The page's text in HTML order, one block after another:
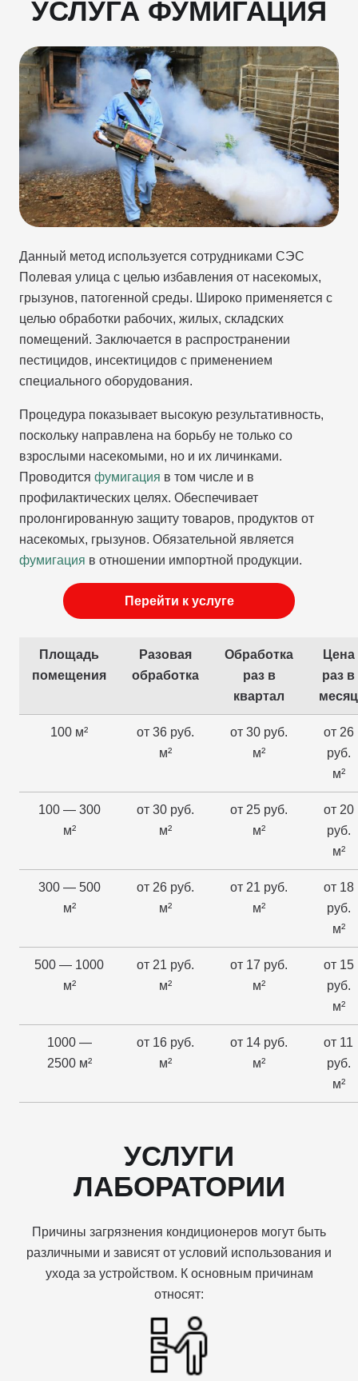
УСЛУГА ФУМИГАЦИЯ
Данный метод используется сотрудниками СЭС
Полевая улица с целью избавления от насекомых,
грызунов, патогенной среды. Широко применяется с
целью обработки рабочих, жилых, складских
помещений. Заключается в распространении
пестицидов, инсектицидов с применением
специального оборудования.
Процедура показывает высокую результативность,
поскольку направлена на борьбу не только со
взрослыми насекомыми, но и их личинками.
Проводится фумигация в том числе и в
профилактических целях. Обеспечивает
пролонгированную защиту товаров, продуктов от
насекомых, грызунов. Обязательной является
фумигация в отношении импортной продукции.
Перейти к услуге
Площадь
помещения
Разовая
обработка
Обработка
раз в
квартал
Цена
раз в
месяц
100 м²
от 36 руб.
м²
от 30 руб.
м²
от 26
руб.
м²
100 — 300
м²
от 30 руб.
м²
от 25 руб.
м²
от 20
руб.
м²
300 — 500
м²
от 26 руб.
м²
от 21 руб.
м²
от 18
руб.
м²
500 — 1000
м²
от 21 руб.
м²
от 17 руб.
м²
от 15
руб.
м²
1000 —
2500 м²
от 16 руб.
м²
от 14 руб.
м²
от 11
руб.
м²
УСЛУГИ
ЛАБОРАТОРИИ
Причины загрязнения кондиционеров могут быть
различными и зависят от условий использования и
ухода за устройством. К основным причинам
относят: